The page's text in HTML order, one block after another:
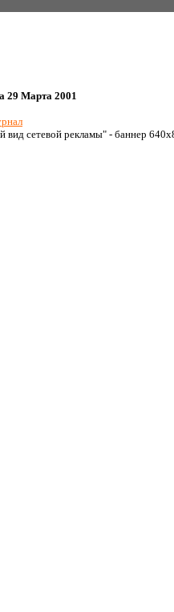
29 Марта 2001
вид сетевой рекламы" - баннер